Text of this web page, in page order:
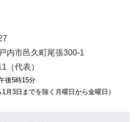
内市邑久町尾張300-1
（代表）
後5時15分
月3日までを除く月曜日から金曜日）